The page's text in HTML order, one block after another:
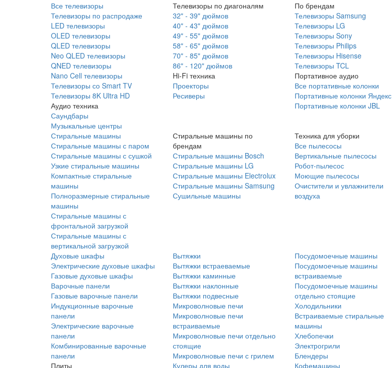
Все телевизоры
Телевизоры по распродаже
LED телевизоры
OLED телевизоры
QLED телевизоры
Neo QLED телевизоры
QNED телевизоры
Nano Cell телевизоры
Телевизоры со Smart TV
Телевизоры 8K Ultra HD
Аудио техника
Саундбары
Музыкальные центры
Телевизоры по диагоналям
32" - 39" дюймов
40" - 43" дюймов
49" - 55" дюймов
58" - 65" дюймов
70" - 85" дюймов
86" - 120" дюймов
Hi-Fi техника
Проекторы
Ресиверы
По брендам
Телевизоры Samsung
Телевизоры LG
Телевизоры Sony
Телевизоры Philips
Телевизоры Hisense
Телевизоры TCL
Портативное аудио
Все портативные колонки
Портативные колонки Яндекс
Портативные колонки JBL
Стиральные машины
Стиральные машины с паром
Стиральные машины с сушкой
Узкие стиральные машины
Компактные стиральные
машины
Полноразмерные стиральные
машины
Стиральные машины с
фронтальной загрузкой
Стиральные машины с
вертикальной загрузкой
Стиральные машины по
брендам
Стиральные машины Bosch
Стиральные машины LG
Стиральные машины Electrolux
Стиральные машины Samsung
Сушильные машины
Техника для уборки
Все пылесосы
Вертикальные пылесосы
Робот-пылесос
Моющие пылесосы
Очистители и увлажнители
воздуха
Духовые шкафы
Электрические духовые шкафы
Газовые духовые шкафы
Варочные панели
Газовые варочные панели
Индукционные варочные
панели
Электрические варочные
панели
Комбинированные варочные
панели
Плиты
Вытяжки
Вытяжки встраеваемые
Вытяжки каминные
Вытяжки наклонные
Вытяжки подвесные
Микроволновые печи
Микроволновые печи
встраиваемые
Микроволновые печи отдельно
стоящие
Микроволновые печи с грилем
Кулеры для воды
Посудомоечные машины
Посудомоечные машины
встраиваемые
Посудомоечные машины
отдельно стоящие
Холодильники
Встраиваемые стиральные
машины
Хлебопечки
Электрогрили
Блендеры
Кофемашины